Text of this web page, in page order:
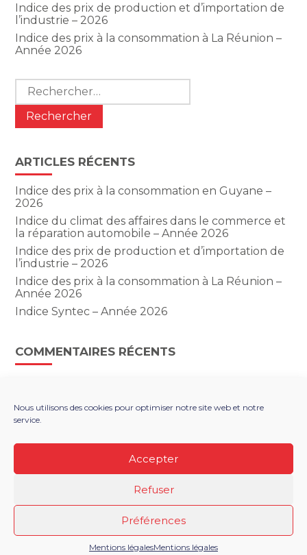
Nous utilisons des cookies pour optimiser notre site web et notre
service.
Accepter
Refuser
Préférences
Mentions légalesMentions légales
Indice des prix de production et d’importation de
l’industrie – 2026
Indice des prix à la consommation à La Réunion –
Année 2026
Rechercher :
ARTICLES RÉCENTS
Indice des prix à la consommation en Guyane –
2026
Indice du climat des affaires dans le commerce et
la réparation automobile – Année 2026
Indice des prix de production et d’importation de
l’industrie – 2026
Indice des prix à la consommation à La Réunion –
Année 2026
Indice Syntec – Année 2026
COMMENTAIRES RÉCENTS
Principale
NOS SOLUTIONS NUMÉRIQUES
RECRUTEMENT
CONTACT
MENTIONS LÉGALES
CONCEPTION ET RÉALISATION CLASSE 7